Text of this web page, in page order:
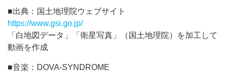
■出典：国土地理院ウェブサイト
https://www.gsi.go.jp/
「白地図データ」「衛星写真」（国土地理院）を加工して
動画を作成
■音楽：DOVA-SYNDROME